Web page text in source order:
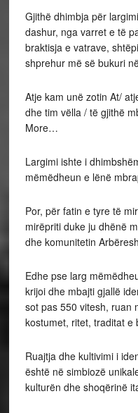
Gjithë dhimbja për
dashur, nga varret e të
braktisja e vatrave,
shprehur më së bukuri
Atje kam unë zotin At/
dhe tim vëlla / të gjithë
More…
Largimi ishte i
mëmëdheun e lënë
Por, për fatin e tyre të
mirëpriti duke ju dhënë
dhe komunitetin
Edhe pse larg
krijoi dhe mbajti gjallë
sot pas 550 vitesh, ruan
kostumet, ritet, traditat e
Ruajtja dhe kultivimi i
është në simbiozë
kulturën dhe shoqërinë